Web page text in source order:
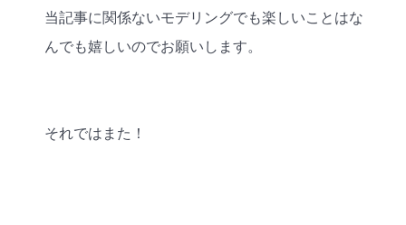
当記事に関係ないモデリングでも楽しいことはな
んでも嬉しいのでお願いします。
それではまた！